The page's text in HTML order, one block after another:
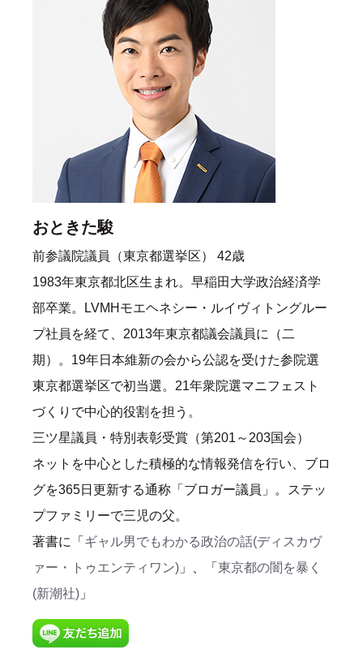
おときた駿
前参議院議員（東京都選挙区） 42歳
1983年東京都北区生まれ。早稲田大学政治経済学
部卒業。LVMHモエヘネシー・ルイヴィトングルー
プ社員を経て、2013年東京都議会議員に（二
期）。19年日本維新の会から公認を受けた参院選
東京都選挙区で初当選。21年衆院選マニフェスト
づくりで中心的役割を担う。
三ツ星議員・特別表彰受賞（第201～203国会）
ネットを中心とした積極的な情報発信を行い、ブロ
グを365日更新する通称「ブロガー議員」。ステッ
プファミリーで三児の父。
著書に「 ギャル男でもわかる政治の話(ディスカヴ
ァー・トゥエンティワン) 」、「 東京都の闇を暴く
(新潮社) 」